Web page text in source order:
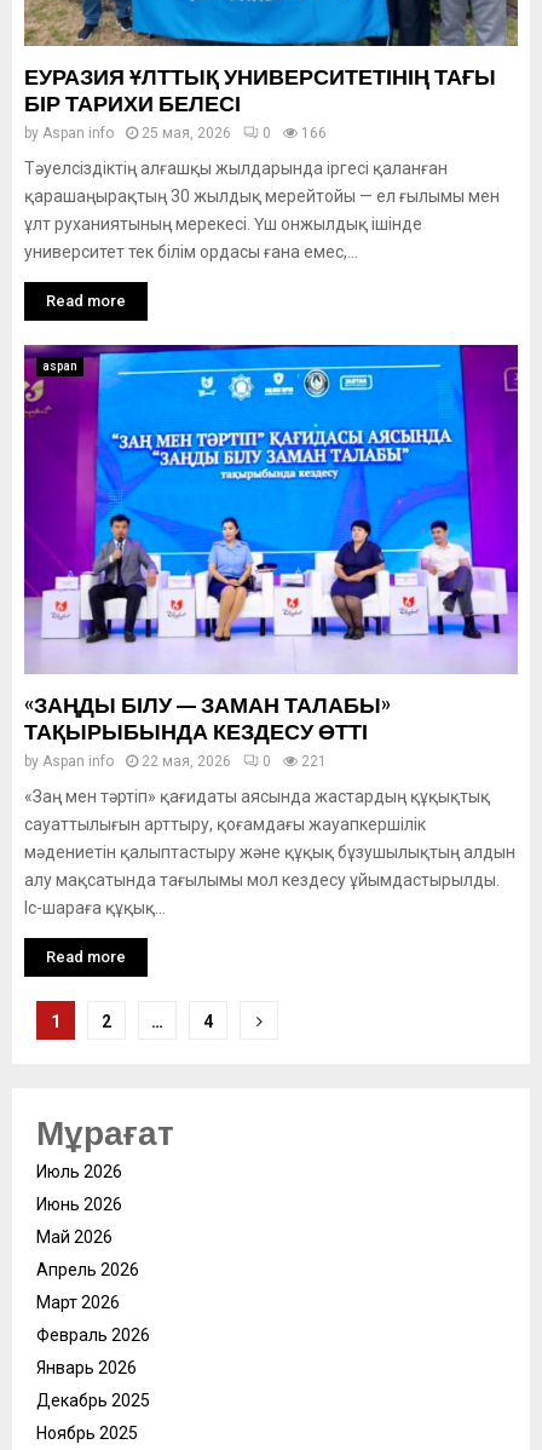
ЕУРАЗИЯ ҰЛТТЫҚ УНИВЕРСИТЕТІНІҢ ТАҒЫ
БІР ТАРИХИ БЕЛЕСІ
by Aspan info 25 мая, 2026 0 166
Тәуелсіздіктің алғашқы жылдарында іргесі қаланған
қарашаңырақтың 30 жылдық мерейтойы — ел ғылымы мен
ұлт руханиятының мерекесі. Үш онжылдық ішінде
университет тек білім ордасы ғана емес,...
Read more
aspan
«ЗАҢДЫ БІЛУ — ЗАМАН ТАЛАБЫ»
ТАҚЫРЫБЫНДА КЕЗДЕСУ ӨТТІ
by Aspan info 22 мая, 2026 0 221
«Заң мен тәртіп» қағидаты аясында жастардың құқықтық
сауаттылығын арттыру, қоғамдағы жауапкершілік
мәдениетін қалыптастыру және құқық бұзушылықтың алдын
алу мақсатында тағылымы мол кездесу ұйымдастырылды.
Іс-шараға құқық...
Read more
Posts
1 2 … 4
Мұрағат
Июль 2026
Июнь 2026
Май 2026
Апрель 2026
Март 2026
Февраль 2026
Январь 2026
Декабрь 2025
Ноябрь 2025